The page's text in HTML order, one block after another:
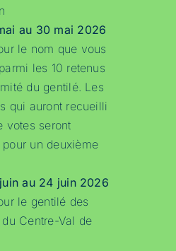
au 30 mai 2026
le nom que vous
les 10 retenus
du gentilé. Les
qui auront recueilli
votes seront
pour un deuxième
au 24 juin 2026
le gentilé des
Centre-Val de